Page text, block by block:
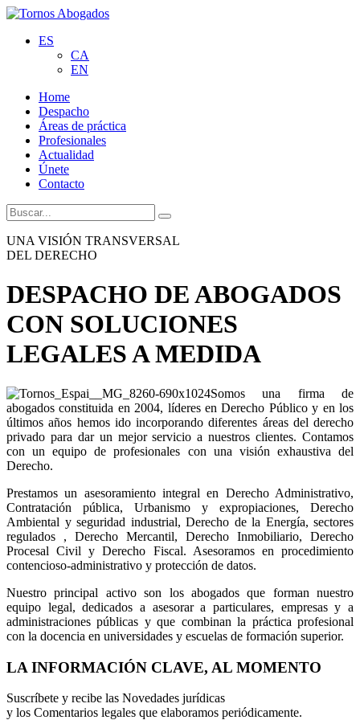
ES
CA
EN
Home
Despacho
Áreas de práctica
Profesionales
Actualidad
Únete
Contacto
UNA VISIÓN TRANSVERSAL
DEL DERECHO
DESPACHO DE ABOGADOS
CON SOLUCIONES
LEGALES A MEDIDA
Somos una firma de
abogados constituida en 2004, líderes en Derecho Público y en los
últimos años hemos ido incorporando diferentes áreas del derecho
privado para dar un mejor servicio a nuestros clientes. Contamos
con un equipo de profesionales con una visión exhaustiva del
Derecho.
Prestamos un asesoramiento integral en Derecho Administrativo,
Contratación pública, Urbanismo y expropiaciones, Derecho
Ambiental y seguridad industrial, Derecho de la Energía, sectores
regulados , Derecho Mercantil, Derecho Inmobiliario, Derecho
Procesal Civil y Derecho Fiscal. Asesoramos en procedimiento
contencioso-administrativo y protección de datos.
Nuestro principal activo son los abogados que forman nuestro
equipo legal, dedicados a asesorar a particulares, empresas y a
administraciones públicas y que combinan la práctica profesional
con la docencia en universidades y escuelas de formación superior.
LA INFORMACIÓN CLAVE, AL MOMENTO
Suscríbete y recibe las Novedades jurídicas
y los Comentarios legales que elaboramos periódicamente.